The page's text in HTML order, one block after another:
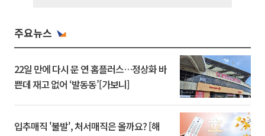
주요뉴스
22일 만에 다시 문 연 홈플러스…정상화 바
쁜데 재고 없어 ‘발동동’[가보니]
입추매직 '불발', 처서매직은 올까요? [해